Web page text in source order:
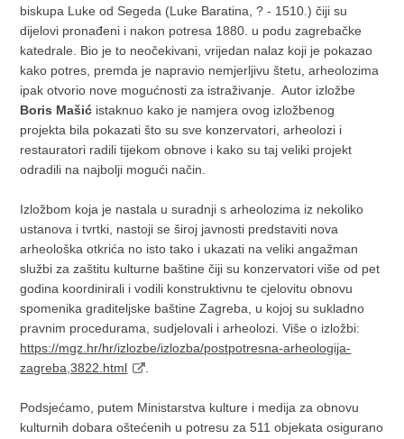
biskupa Luke od Segeda (Luke Baratina, ? - 1510.) čiji su
dijelovi pronađeni i nakon potresa 1880. u podu zagrebačke
katedrale. Bio je to neočekivani, vrijedan nalaz koji je pokazao
kako potres, premda je napravio nemjerljivu štetu, arheolozima
ipak otvorio nove mogućnosti za istraživanje. Autor izložbe
Boris Mašić istaknuo kako je namjera ovog izložbenog
projekta bila pokazati što su sve konzervatori, arheolozi i
restauratori radili tijekom obnove i kako su taj veliki projekt
odradili na najbolji mogući način.
Izložbom koja je nastala u suradnji s arheolozima iz nekoliko
ustanova i tvrtki, nastoji se široj javnosti predstaviti nova
arheološka otkrića no isto tako i ukazati na veliki angažman
službi za zaštitu kulturne baštine čiji su konzervatori više od pet
godina koordinirali i vodili konstruktivnu te cjelovitu obnovu
spomenika graditeljske baštine Zagreba, u kojoj su sukladno
pravnim procedurama, sudjelovali i arheolozi. Više o izložbi:
https://mgz.hr/hr/izlozbe/izlozba/postpotresna-arheologija-
zagreba,3822.html
.
Podsjećamo, putem Ministarstva kulture i medija za obnovu
kulturnih dobara oštećenih u potresu za 511 objekata osigurano